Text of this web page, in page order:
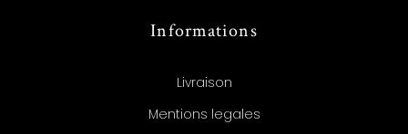
Informations
Livraison
Mentions legales